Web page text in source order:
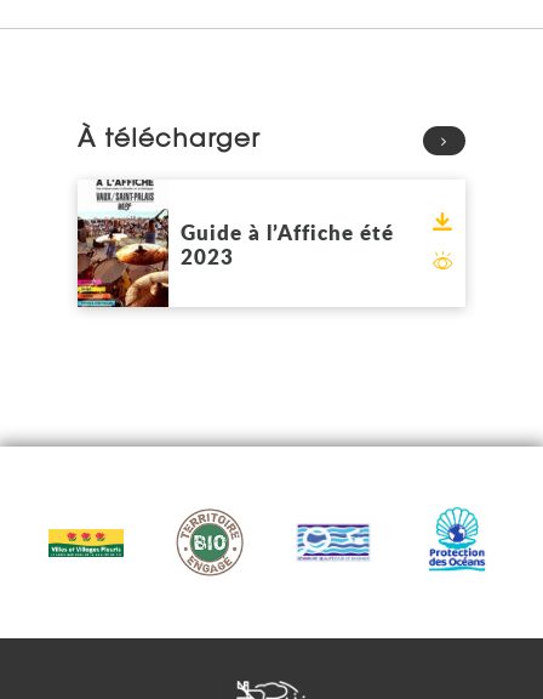
À télécharger
Guide à l’Affiche été
2023
Voir
Feuilleter